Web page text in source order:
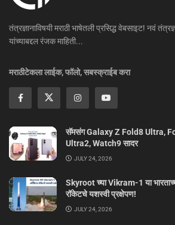
तंत्रज्ञानाविषयी मराठी भाषेतली प्रसिद्ध वेबसाइट! नवं
यांच्याबद्दल रंजक माहिती...
मराठीटेकला लाईक, फॉलो, सबस्क्राईब करा
सॅमसंग Galaxy Z Fold8 Ultra,
Ultra2, Watch9 सादर
JULY 24, 2026
Skyroot च्या Vikram-1 या
रॉकेटचे यशस्वी प्रक्षेपण!
JULY 24, 2026